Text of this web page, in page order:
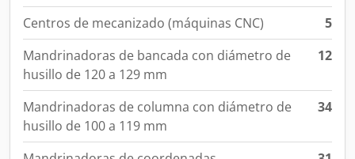
Centros de mecanizado (máquinas CNC)
5
Mandrinadoras de bancada con diámetro de
husillo de 120 a 129 mm
12
Mandrinadoras de columna con diámetro de
husillo de 100 a 119 mm
34